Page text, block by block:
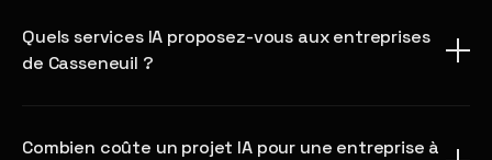
Quels services IA proposez-vous aux entreprises
de Casseneuil ?
Combien coûte un projet IA pour une entreprise à